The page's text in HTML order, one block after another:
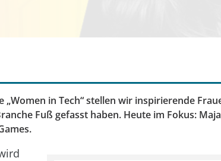
„Women in Tech“ stellen wir inspirierende
Fuß gefasst haben. Heute im Fokus: